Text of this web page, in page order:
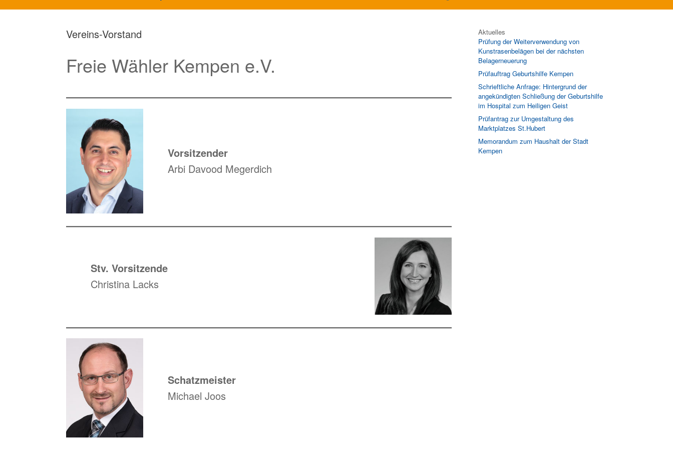
Vereins-Vorstand
Freie Wähler Kempen e.V.
Vorsitzender
Arbi Davood Megerdich
Stv. Vorsitzende
Christina Lacks
Schatzmeister
Michael Joos
Aktuelles
Prüfung der Weiterverwendung von
Kunstrasenbelägen bei der nächsten
Belagerneuerung
Prüfauftrag Geburtshilfe Kempen
Schrieftliche Anfrage: Hintergrund der
angekündigten Schließung der Geburtshilfe
im Hospital zum Heiligen Geist
Prüfantrag zur Umgestaltung des
Marktplatzes St.Hubert
Memorandum zum Haushalt der Stadt
Kempen